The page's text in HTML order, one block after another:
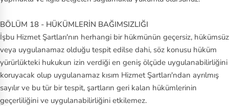
BÖLÜM 18 - HÜKÜMLERİN BAĞIMSIZLIĞI
İşbu Hizmet Şartları'nın herhangi bir hükmünün geçersiz, hükümsüz
veya uygulanamaz olduğu tespit edilse dahi, söz konusu hüküm
yürürlükteki hukukun izin verdiği en geniş ölçüde uygulanabilirliğini
koruyacak olup uygulanamaz kısım Hizmet Şartları'ndan ayrılmış
sayılır ve bu tür bir tespit, şartların geri kalan hükümlerinin
geçerliliğini ve uygulanabilirliğini etkilemez.